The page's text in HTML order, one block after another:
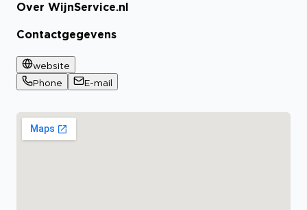
Over WijnService.nl
Contactgegevens
website
Phone
E-mail